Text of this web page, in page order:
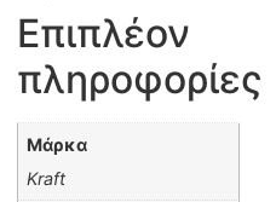
Επιπλέον
πληροφορίες
Μάρκα
Kraft